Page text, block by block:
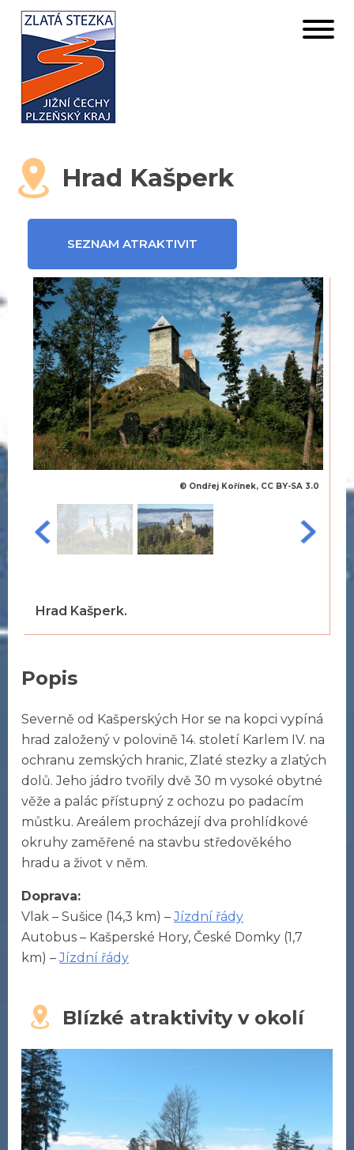
Hrad Kašperk
SEZNAM ATRAKTIVIT
© Ondřej Kořínek, CC BY-SA 3.0
Hrad Kašperk.
Popis
Severně od Kašperských Hor se na kopci vypíná
hrad založený v polovině 14. století Karlem IV. na
ochranu zemských hranic, Zlaté stezky a zlatých
dolů. Jeho jádro tvořily dvě 30 m vysoké obytné
věže a palác přístupný z ochozu po padacím
můstku. Areálem procházejí dva prohlídkové
okruhy zaměřené na stavbu středověkého
hradu a život v něm.
Doprava:
Vlak – Sušice (14,3 km) –Jízdní řády
Autobus – Kašperské Hory, České Domky (1,7
km) –Jízdní řády
Blízké atraktivity v okolí